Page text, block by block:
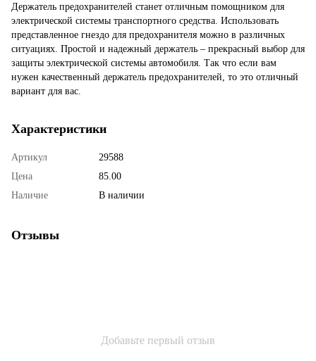
Держатель предохранителей станет отличным помощником для
электрической системы транспортного средства. Использовать
представленное гнездо для предохранителя можно в различных
ситуациях. Простой и надежный держатель – прекрасный выбор для
защиты электрической системы автомобиля. Так что если вам
нужен качественный держатель предохранителей, то это отличный
вариант для вас.
Характеристики
Артикул
29588
Цена
85.00
Наличие
В наличии
Отзывы
Добавьте первый отзыв